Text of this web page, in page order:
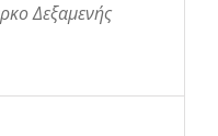
Δεξαμενής